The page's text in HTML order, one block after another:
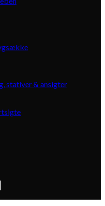
stativer & ansigter